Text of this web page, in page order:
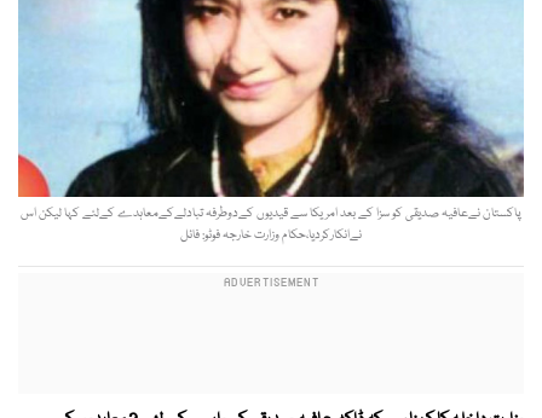
پاکستان نےعافیہ صدیقی کو سزا کے بعد امریکا سے قیدیوں کےدوطرفہ تبادلےکےمعاہدے کےلئے کہا لیکن اس
نےانکارکردیا،حکام وزارت خارجہ فوٹو: فائل